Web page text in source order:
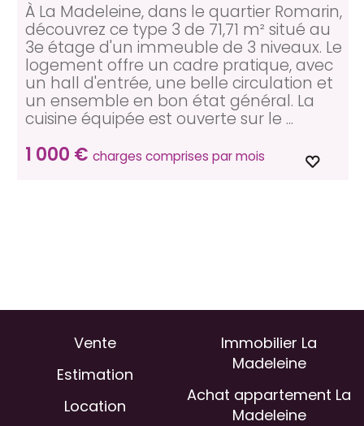
1 000 € charges comprises par mois
À La Madeleine, dans le quartier Romarin,
découvrez ce type 3 de 71,71 m² situé au
3e étage d'un immeuble de 3 niveaux. Le
logement offre un cadre pratique, avec
un hall d'entrée, une belle circulation et
un ensemble en bon état général. La
cuisine équipée est ouverte sur le ...
Vente
Estimation
Location
Immobilier La
Madeleine
Achat appartement La
Madeleine